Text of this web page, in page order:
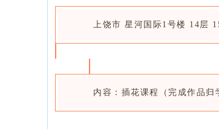
上饶市 星河国际1号楼 14层
内容：插花课程（完成作品归学